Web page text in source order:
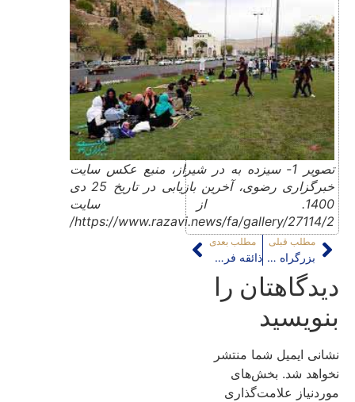
تصویر 1- سیزده به در شیراز، منبع عکس سایت
خبرگزاری رضوی، آخرین بازیابی در تاریخ 25 دی
1400. از سایت
https://www.razavi.news/fa/gallery/27114/2/
مطلب قبلی
بزرگراه هایی بی تفاوت به جداره های شهری
مطلب بعدی
ذائقه فرهنگی و سفر
دیدگاهتان را
بنویسید
نشانی ایمیل شما منتشر
نخواهد شد. بخش‌های
موردنیاز علامت‌گذاری